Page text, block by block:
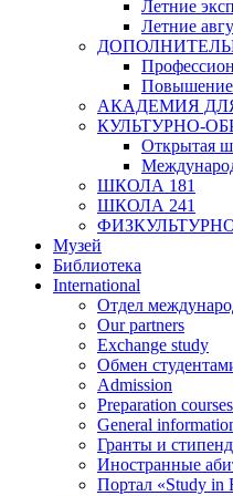
Летние
Летние
Повышение
АКАДЕМИЯ
КУЛЬТУРНО-
Открытая
ШКОЛА 181
ШКОЛА 241
Музей
Библиотека
International
Отдел
Our partners
Exchange study
Обмен
Admission
Preparation courses
General
Гранты и
Иностранные
Портал «Study in